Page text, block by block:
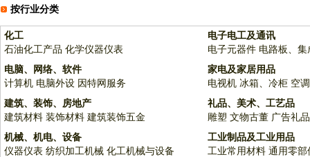
按行业分类
化工
石油化工产品 化学仪器仪表
电子电工及通讯
电子元器件 电路板、集
电脑、网络、软件
计算机 电脑外设 因特网服务
家电及家居用品
电视机 冰箱、冷柜 空调
建筑、装饰、房地产
建筑材料 装饰材料 建筑装饰五金
礼品、美术、工艺品
雕塑 文物古董 广告礼品
机械、机电、设备
仪器仪表 纺织加工机械 化工机械与设备
工业制品及工业用品
工业常用材料 通用零部